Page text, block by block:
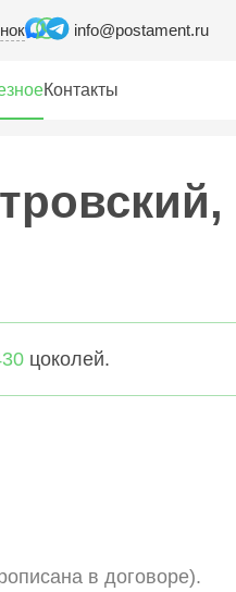
info@postament.ru
Контакты
цоколей.
в договоре).